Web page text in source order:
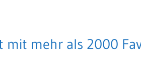
mit mehr als 2000